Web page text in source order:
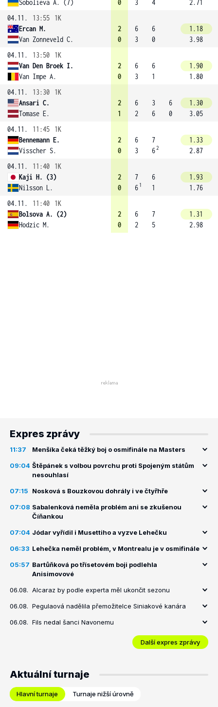
Sobolieva A. (7) 0 3 4
2.71
04.11.
13:55
1K
Ercan M.
Van Zonneveld C.
2
0
6
3
6
0
1.18
3.98
04.11.
13:50
1K
Van Den Broek I.
Van Impe A.
2
0
6
3
6
1
1.90
1.80
04.11.
13:30
1K
Ansari C.
Tomase E.
2
1
6
2
3
6
6
0
1.30
3.05
04.11.
11:45
1K
Bennemann E.
Visscher S.
2
0
6
3
7
62
1.33
2.87
04.11.
11:40
1K
Kaji H. (3)
Nilsson L.
2
0
7
6 1
6
1
1.93
1.76
04.11.
11:40
1K
Bolsova A. (2)
Hodzic M.
2
0
6
2
7
5
1.31
2.98
Expres zprávy
11:37 Menšíka čeká těžký boj o osmifinále na Masters
09:04 Štěpánek s volbou povrchu proti Spojeným státům
nesouhlasí
07:15 Nosková s Bouzkovou dohrály i ve čtyřhře
07:08 Sabalenková neměla problém ani se zkušenou
Číňankou
07:04 Jódar vyřídil i Musettiho a vyzve Lehečku
06:33 Lehečka neměl problém, v Montrealu je v osmifinále
05:57 Bartůňková po třísetovém boji podlehla
Anisimovové
06.08. Alcaraz by podle experta měl ukončit sezonu
06.08. Pegulaová nadělila přemožitelce Siniakové kanára
06.08. Fils nedal šanci Navonemu
Další expres zprávy
Aktuální turnaje
Hlavní turnaje Turnaje nižší úrovně